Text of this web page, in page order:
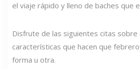
el viaje rápido y lleno de baches que
Disfrute de las siguientes citas sobre
características que hacen que
forma u otra.